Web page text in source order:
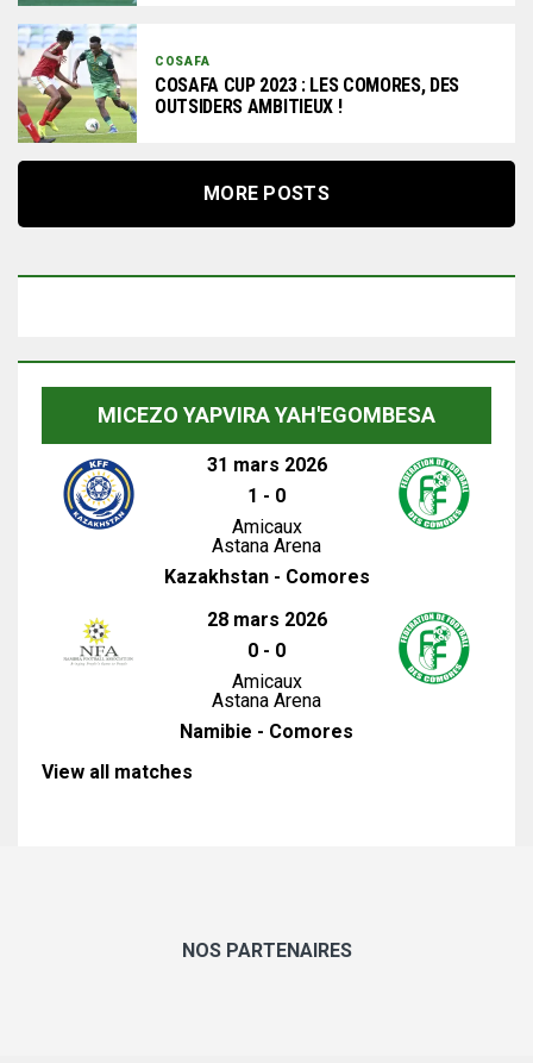
COSAFA
COSAFA CUP 2023 : LES COMORES, DES
OUTSIDERS AMBITIEUX !
MORE POSTS
MICEZO YAPVIRA YAH'EGOMBESA
31 mars 2026
1 - 0
Amicaux
Astana Arena
Kazakhstan - Comores
28 mars 2026
0 - 0
Amicaux
Astana Arena
Namibie - Comores
View all matches
NOS PARTENAIRES